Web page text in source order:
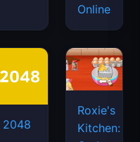
Online
2048
Roxie's
Kitchen: